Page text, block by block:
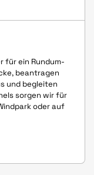
für ein Rundum-
beantragen
und begleiten
sorgen wir für
oder auf